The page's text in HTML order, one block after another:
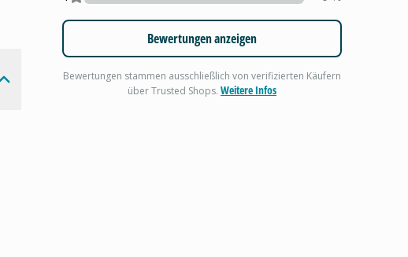
Bewertungen anzeigen
Bewertungen stammen ausschließlich von verifizierten Käufern
über Trusted Shops.Weitere Infos